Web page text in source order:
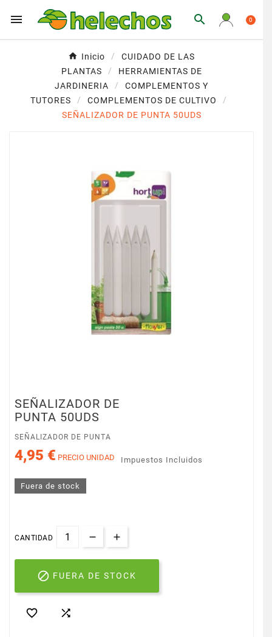
  0
Inicio
CUIDADO DE LAS
PLANTAS
HERRAMIENTAS DE
JARDINERIA
COMPLEMENTOS Y
TUTORES
COMPLEMENTOS DE CULTIVO
SEÑALIZADOR DE PUNTA 50UDS
SEÑALIZADOR DE
PUNTA 50UDS
SEÑALIZADOR DE PUNTA
4,95 € PRECIO UNIDAD Impuestos Incluidos
Fuera de stock
CANTIDAD
 FUERA DE STOCK
 